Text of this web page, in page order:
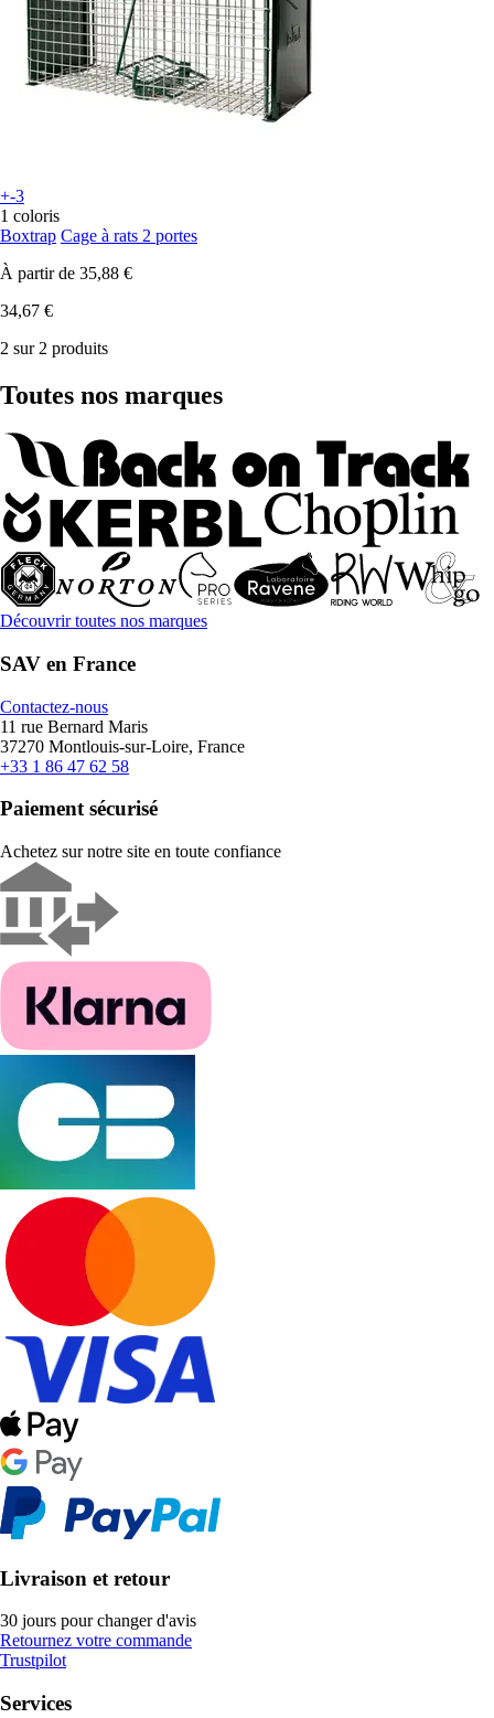
+-3
1 coloris
Boxtrap Cage à rats 2 portes
À partir de 35,88 €
34,67 €
2 sur 2 produits
Toutes nos marques
Découvrir toutes nos marques
SAV en France
Contactez-nous
11 rue Bernard Maris
37270 Montlouis-sur-Loire, France
+33 1 86 47 62 58
Paiement sécurisé
Achetez sur notre site en toute confiance
Livraison et retour
30 jours pour changer d'avis
Retournez votre commande
Trustpilot
Services